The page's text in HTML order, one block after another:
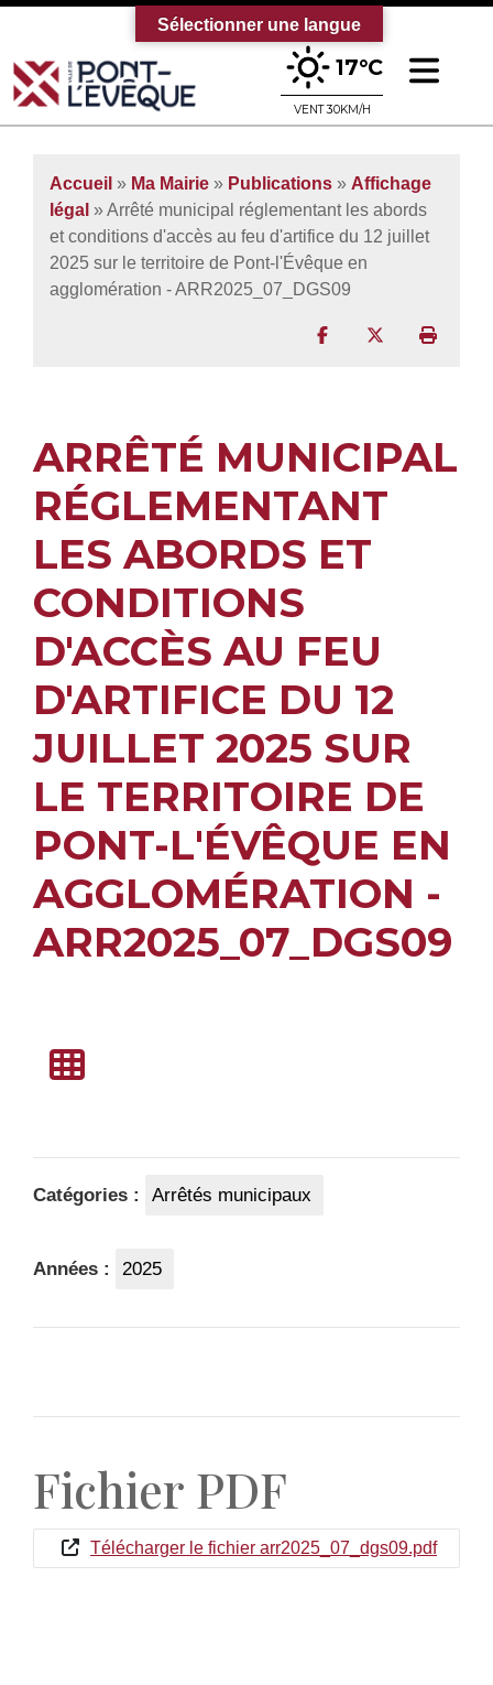
Bienvenue sur le site officiel de la
17°C
VENT 30KM/H
Accueil » Ma Mairie » Publications » Affichage
légal » Arrêté municipal réglementant les abords
et conditions d'accès au feu d'artifice du 12 juillet
2025 sur le territoire de Pont-l'Évêque en
agglomération - ARR2025_07_DGS09
Partager surPartager sur
ARRÊTÉ MUNICIPAL
RÉGLEMENTANT
LES ABORDS ET
CONDITIONS
D'ACCÈS AU FEU
D'ARTIFICE DU 12
JUILLET 2025 SUR
LE TERRITOIRE DE
PONT-L'ÉVÊQUE EN
AGGLOMÉRATION -
ARR2025_07_DGS09
Catégories : Arrêtés municipaux
Années : 2025
Fichier PDF
Télécharger le fichier arr2025_07_dgs09.pdf
Sélectionner une langue